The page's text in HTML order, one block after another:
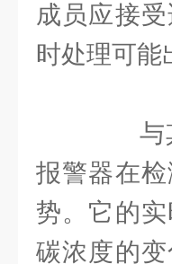
成员应接
时处理可能
与其
报警器在
势。它的
碳浓度的